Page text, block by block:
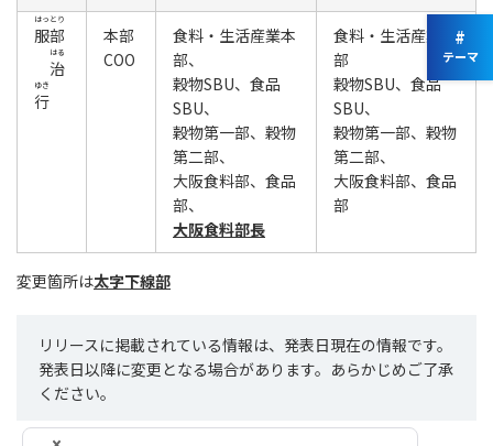
服部
はっとり
治
はる
行
ゆき
本部
COO
食料・生活産業本
部、
穀物SBU、食品
SBU、
穀物第一部、穀物
第二部、
大阪食料部、食品
部、
大阪食料部長
食料・生活産業本
部
穀物SBU、食品
SBU、
穀物第一部、穀物
第二部、
大阪食料部、食品
部
変更箇所は太字下線部
リリースに掲載されている情報は、発表日現在の情報です。
発表日以降に変更となる場合があります。あらかじめご了承
ください。
#
テーマ